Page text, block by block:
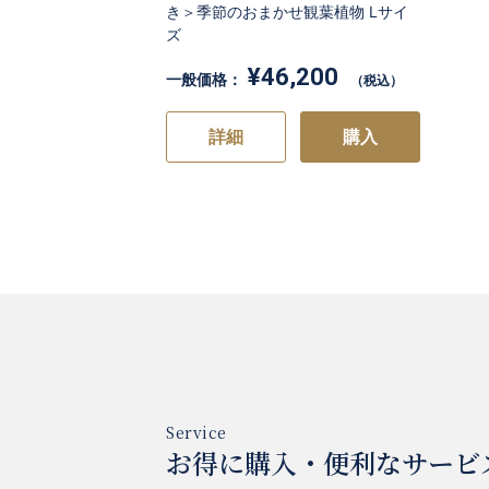
き＞季節のおまかせ観葉植物 Lサイ
ズ
一般価格： ¥46,200 （税込）
詳細 購入
お得に購入・便利なサービ